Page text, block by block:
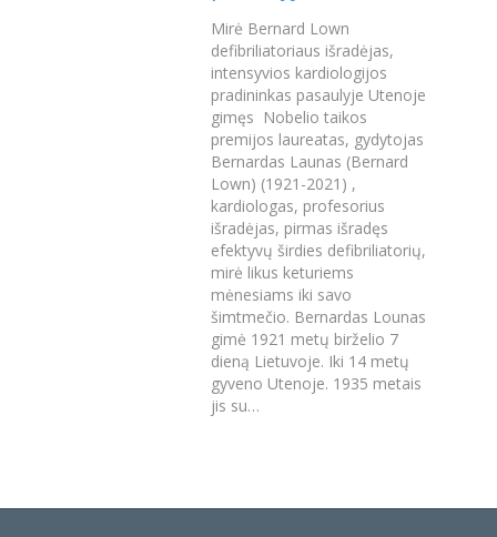
Mirė Bernard Lown
defibriliatoriaus išradėjas,
intensyvios kardiologijos
pradininkas pasaulyje Utenoje
gimęs Nobelio taikos
premijos laureatas, gydytojas
Bernardas Launas (Bernard
Lown) (1921-2021) ,
kardiologas, profesorius
išradėjas, pirmas išradęs
efektyvų širdies defibriliatorių,
mirė likus keturiems
mėnesiams iki savo
šimtmečio. Bernardas Lounas
gimė 1921 metų birželio 7
dieną Lietuvoje. Iki 14 me­­tų
gyveno Utenoje. 1935 metais
jis su…